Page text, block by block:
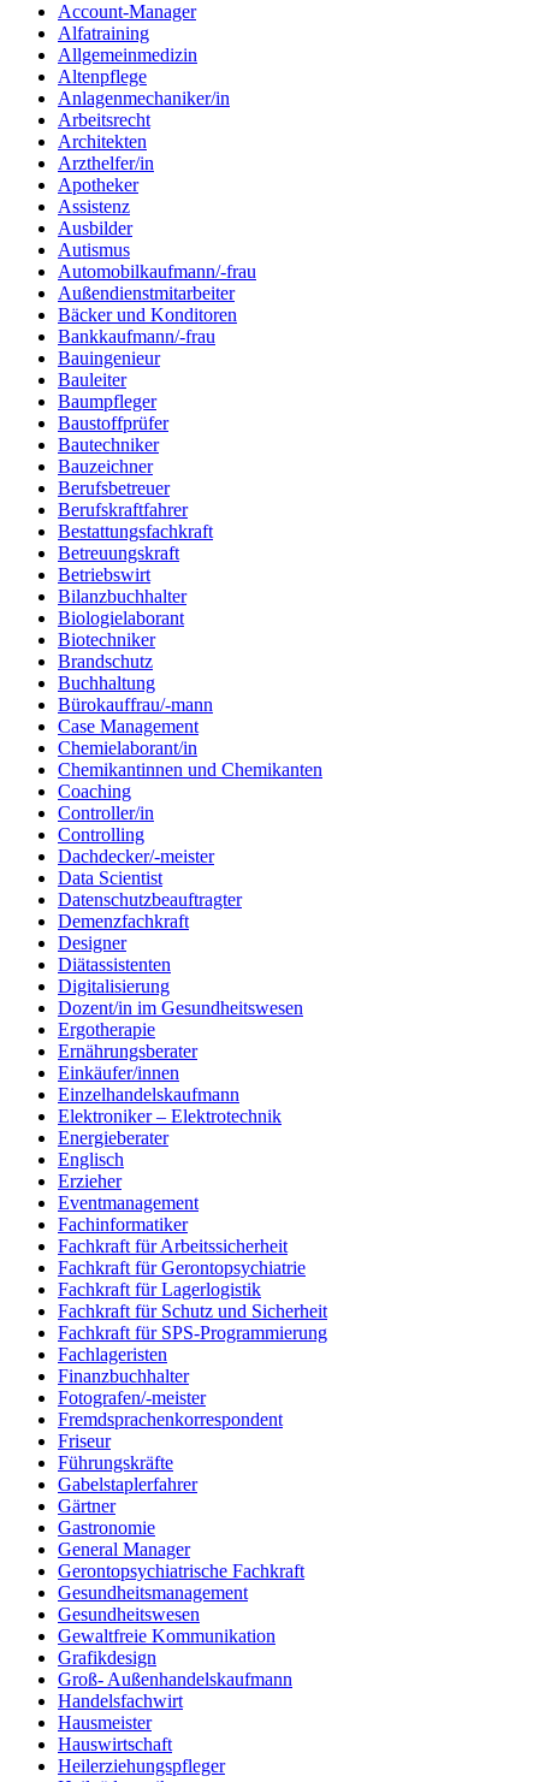
Account-Manager
Alfatraining
Allgemeinmedizin
Altenpflege
Anlagenmechaniker/in
Arbeitsrecht
Architekten
Arzthelfer/in
Apotheker
Assistenz
Ausbilder
Autismus
Automobilkaufmann/-frau
Außendienstmitarbeiter
Bäcker und Konditoren
Bankkaufmann/-frau
Bauingenieur
Bauleiter
Baumpfleger
Baustoffprüfer
Bautechniker
Bauzeichner
Berufsbetreuer
Berufskraftfahrer
Bestattungsfachkraft
Betreuungskraft
Betriebswirt
Bilanzbuchhalter
Biologielaborant
Biotechniker
Brandschutz
Buchhaltung
Bürokauffrau/-mann
Case Management
Chemielaborant/in
Chemikantinnen und Chemikanten
Coaching
Controller/in
Controlling
Dachdecker/-meister
Data Scientist
Datenschutzbeauftragter
Demenzfachkraft
Designer
Diätassistenten
Digitalisierung
Dozent/in im Gesundheitswesen
Ergotherapie
Ernährungsberater
Einkäufer/innen
Einzelhandelskaufmann
Elektroniker – Elektrotechnik
Energieberater
Englisch
Erzieher
Eventmanagement
Fachinformatiker
Fachkraft für Arbeitssicherheit
Fachkraft für Gerontopsychiatrie
Fachkraft für Lagerlogistik
Fachkraft für Schutz und Sicherheit
Fachkraft für SPS-Programmierung
Fachlageristen
Finanzbuchhalter
Fotografen/-meister
Fremdsprachenkorrespondent
Friseur
Führungskräfte
Gabelstaplerfahrer
Gärtner
Gastronomie
General Manager
Gerontopsychiatrische Fachkraft
Gesundheitsmanagement
Gesundheitswesen
Gewaltfreie Kommunikation
Grafikdesign
Groß- Außenhandelskaufmann
Handelsfachwirt
Hausmeister
Hauswirtschaft
Heilerziehungspfleger